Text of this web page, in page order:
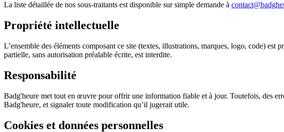
La liste détaillée de nos sous-traitants est disponible sur simple demande à
Propriété intellectuelle
L’ensemble des éléments composant ce site (textes, illustrations, marques, logo, code)
partielle, sans autorisation préalable écrite, est interdite.
Responsabilité
Badg'heure met tout en œuvre pour offrir une information fiable et à jour. Toutefois, des
Badg'heure, et signaler toute modification qu’il jugerait utile.
Cookies et données personnelles